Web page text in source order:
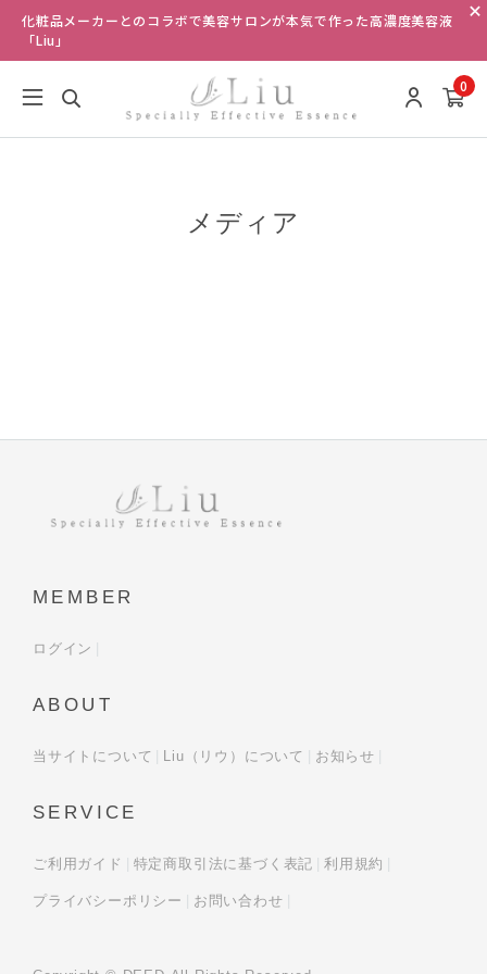
化粧品メーカーとのコラボで美容サロンが本気で作った高濃度美容液
「Liu」
0
メディア
MEMBER
ログイン
ABOUT
当サイトについて Liu（リウ）について お知らせ
SERVICE
ご利用ガイド 特定商取引法に基づく表記 利用規約
プライバシーポリシー お問い合わせ